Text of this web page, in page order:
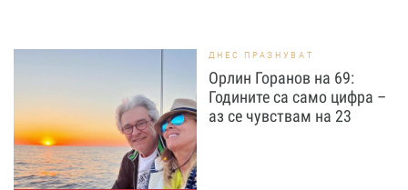
ДНЕС ПРАЗНУВАТ
Орлин Горанов на 69:
Годините са само цифра –
аз се чувствам на 23